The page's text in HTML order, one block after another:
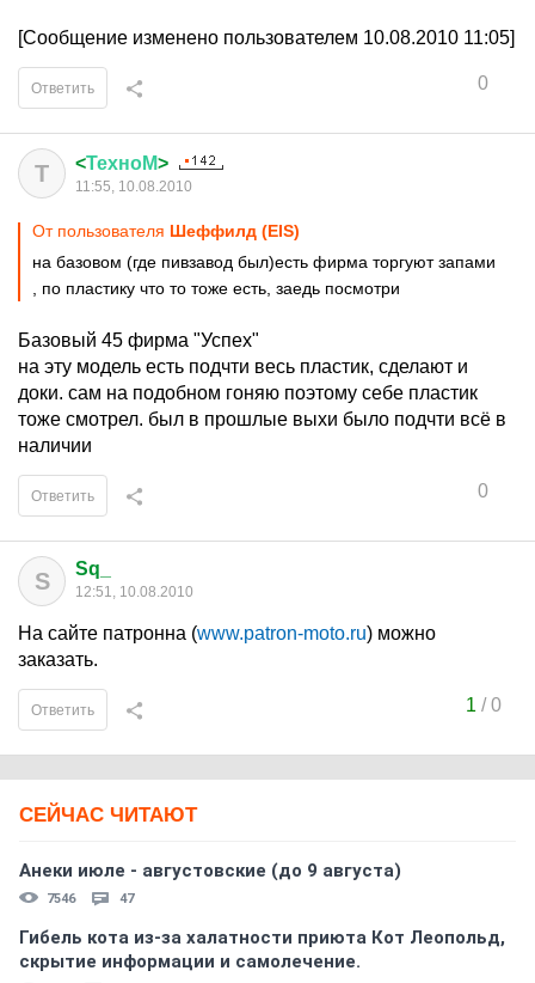
[Сообщение изменено пользователем 10.08.2010 11:05]
0
Ответить
Т <ТехноМ>
11:55, 10.08.2010
От пользователя Шеффилд (EIS)
на базовом (где пивзавод был)есть фирма торгуют запами
, по пластику что то тоже есть, заедь посмотри
Базовый 45 фирма "Успех"
на эту модель есть подчти весь пластик, сделают и
доки. сам на подобном гоняю поэтому себе пластик
тоже смотрел. был в прошлые выхи было подчти всё в
наличии
0
Ответить
S Sq_
12:51, 10.08.2010
На сайте патронна (www.patron-moto.ru) можно
заказать.
1 /0
Ответить
СЕЙЧАС ЧИТАЮТ
Анеки июле - августовские (до 9 августа)
7546 47
Гибель кота из-за халатности приюта Кот Леопольд,
скрытиe информации и самолечение.